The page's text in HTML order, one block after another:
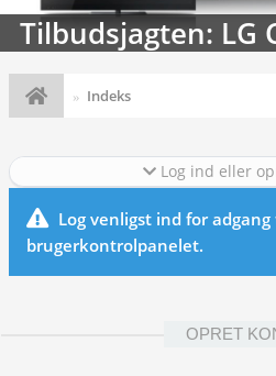
Tilbudsjagten: LG
Indeks
Log ind eller
Log venligst ind for adgang
brugerkontrolpanelet.
OPRET